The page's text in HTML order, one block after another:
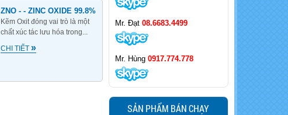
ZNO - - ZINC OXIDE 99.8%
Kẽm Oxit đóng vai trò là một
chất xúc tác lưu hóa trong...
CHI TIẾT»
Mr. Đạt 08.6683.4499
Mr. Hùng 0917.774.778
SẢN PHẨM BÁN CHẠY